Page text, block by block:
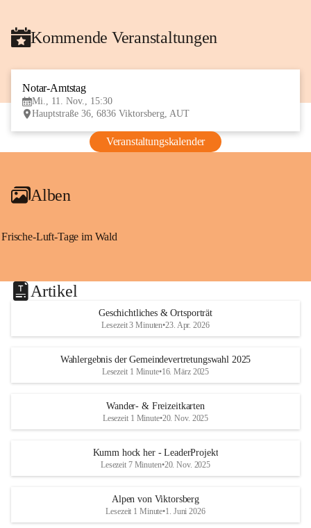
Kommende Veranstaltungen
Notar-Amtstag
Mi., 11. Nov., 15:30
Hauptstraße 36, 6836 Viktorsberg, AUT
Veranstaltungskalender
Alben
Frische-Luft-Tage im Wald
Artikel
Geschichtliches & Ortsporträt
Lesezeit 3 Minuten•23. Apr. 2026
Wahlergebnis der Gemeindevertretungswahl 2025
Lesezeit 1 Minute•16. März 2025
Wander- & Freizeitkarten
Lesezeit 1 Minute•20. Nov. 2025
Kumm hock her - LeaderProjekt
Lesezeit 7 Minuten•20. Nov. 2025
Alpen von Viktorsberg
Lesezeit 1 Minute•1. Juni 2026